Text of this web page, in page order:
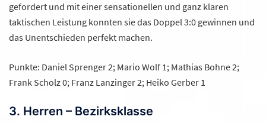
gefordert und mit einer sensationellen und ganz klaren
taktischen Leistung konnten sie das Doppel 3:0 gewinnen und
das Unentschieden perfekt machen.
Punkte: Daniel Sprenger 2; Mario Wolf 1; Mathias Bohne 2;
Frank Scholz 0; Franz Lanzinger 2; Heiko Gerber 1
3. Herren – Bezirksklasse